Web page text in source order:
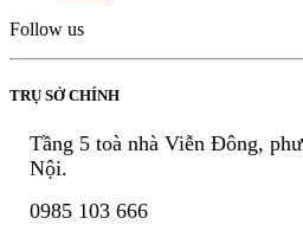
Follow us
TRỤ SỞ CHÍNH
Tầng 5 toà nhà Viễn Đông,
Nội.
0985 103 666